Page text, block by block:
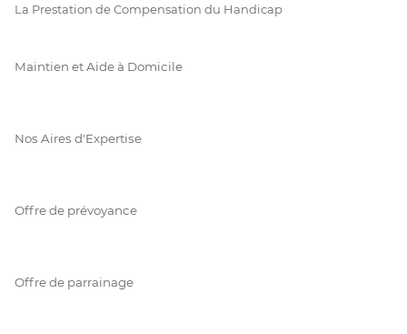
La Prestation de Compensation du Handicap
Maintien et Aide à Domicile
Nos Aires d'Expertise
Offre de prévoyance
Offre de parrainage